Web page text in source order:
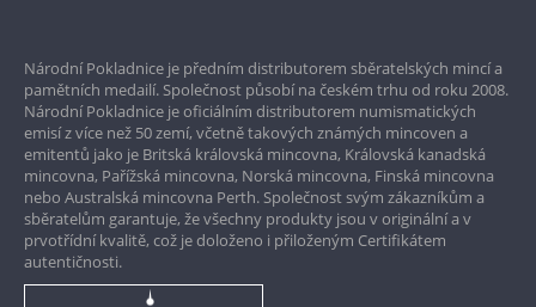
Garance nejvyšší kvality
Pouze originální produkty
Národní Pokladnice je předním distributorem sběratelských mincí a
pamětních medailí. Společnost působí na českém trhu od roku 2008.
Národní Pokladnice je oficiálním distributorem numismatických
emisí z více než 50 zemí, včetně takových známých mincoven a
emitentů jako je Britská královská mincovna, Královská kanadská
mincovna, Pařížská mincovna, Norská mincovna, Finská mincovna
nebo Australská mincovna Perth. Společnost svým zákazníkům a
sběratelům garantuje, že všechny produkty jsou v originální a v
prvotřídní kvalitě, což je doloženo i přiloženým Certifikátem
autentičnosti.